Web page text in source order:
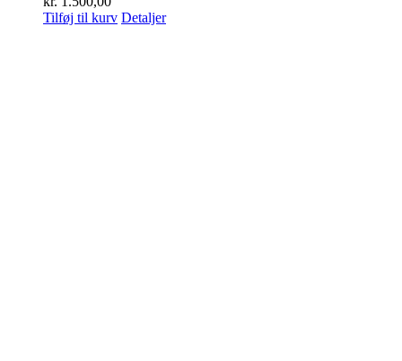
Tilføj til kurv Detaljer